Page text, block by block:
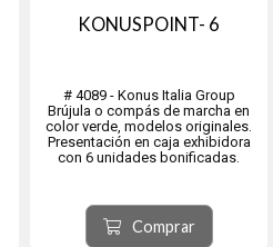
KONUSPOINT- 6
# 4089 - Konus Italia Group
Brújula o compás de marcha en
color verde, modelos originales.
Presentación en caja exhibidora
con 6 unidades bonificadas.
Comprar